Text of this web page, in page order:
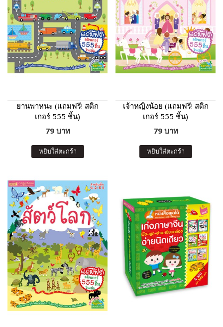
ยานพาหนะ (แถมฟรี! สติก
เกอร์ 555 ชิ้น)
79 บาท
หยิบใส่ตะกร้า
เจ้าหญิงน้อย (แถมฟรี! สติก
เกอร์ 555 ชิ้น)
79 บาท
หยิบใส่ตะกร้า